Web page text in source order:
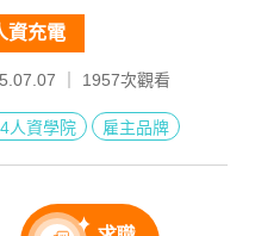
資充電
｜ 1957次觀看
人資學院 雇主品牌